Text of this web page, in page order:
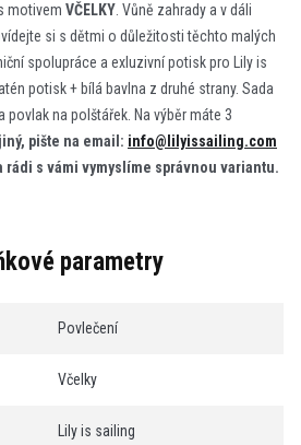
motivem VČELKY . Vůně zahrady a v dáli
si s dětmi o důležitosti těchto malých
spolupráce a exluzivní potisk pro Lily is
potisk + bílá bavlna z druhé strany. Sada
povlak na polštářek. Na výběr máte 3
pište na email: info@lilyissailing.com
rádi s vámi vymyslíme správnou variantu.
parametry
Povlečení
Včelky
Lily is sailing